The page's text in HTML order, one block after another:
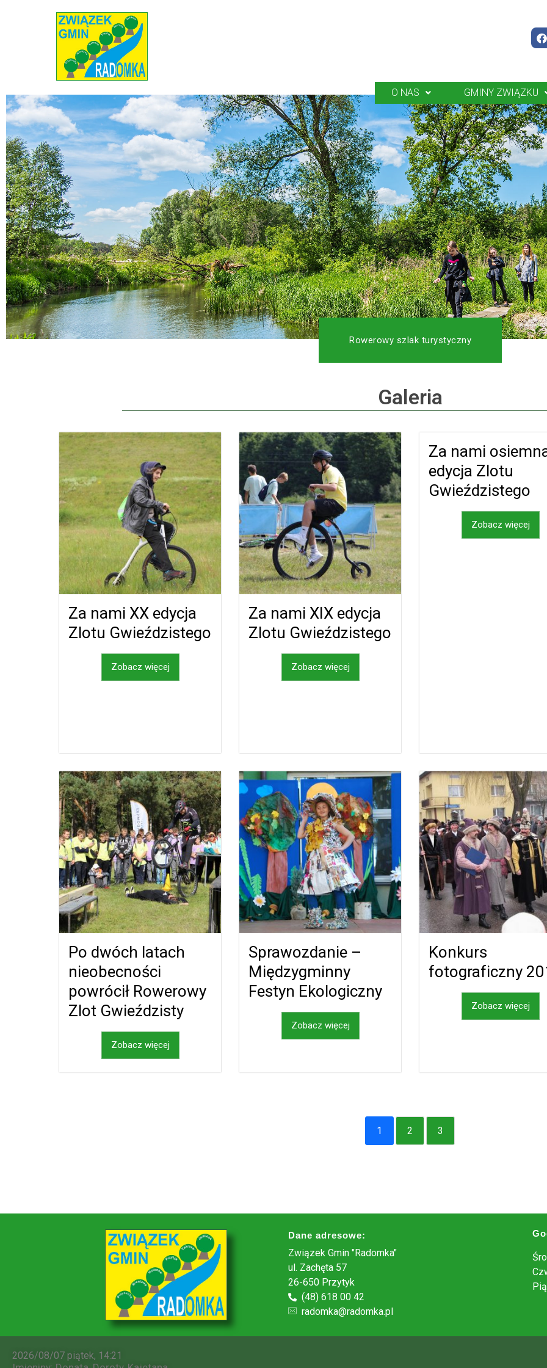
O NAS GMINY ZWIĄZKU
Rowerowy szlak turystyczny
Galeria
Za nami XX edycja
Zlotu Gwieździstego
Zobacz więcej
Za nami XIX edycja
Zlotu Gwieździstego
Zobacz więcej
Za nami
edycja Zlotu
Gwieździstego
Zobacz więcej
Po dwóch latach
nieobecności
powrócił Rowerowy
Zlot Gwieździsty
Zobacz więcej
Sprawozdanie –
Międzygminny
Festyn Ekologiczny
Zobacz więcej
Konkurs
fotograficzny
Zobacz więcej
1 2 3
Dane adresowe:
Związek Gmin "Radomka"
ul. Zachęta 57
26-650 Przytyk
(48) 618 00 42
radomka@radomka.pl
2026/08/07 piątek, 14:21